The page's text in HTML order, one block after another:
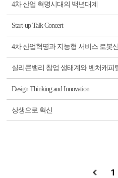
4차 산업 혁명시대의 백년대계
Start-up Talk Concert
4차 산업혁명과 지능형 서비스 로봇
실리콘밸리 창업 생태계와 벤처캐피
Design Thinking and Innovation
상생으로 혁신
1